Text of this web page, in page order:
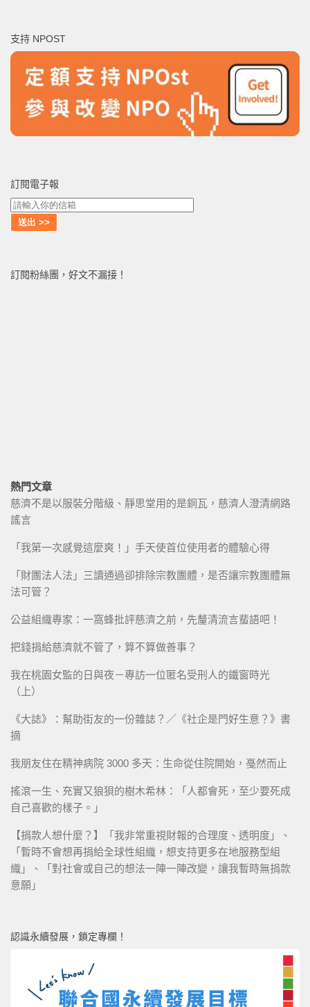
字:
支持 NPOST
訂閱電子報
訂閱粉絲團，好文不漏接！
熱門文章
慈濟不是以服裝分階級、靜思堂用的是銅瓦，慈濟人澄清網路
謠言
「我第一次感覺這麼爽！」手天使首位使用者的體驗心得
「財團法人法」三讀通過卻排除宗教團體，是否讓宗教團體無
法可管？
公益組織專家：一窩蜂批評慈濟之前，先釐清流言蜚語吧！
把錢捐給慈濟就不管了，算不算做善事？
我在桃園女監的日與夜－專訪一位匿名受刑人的鐵窗時光
（上）
《大誌》：幫助街友的一份雜誌？／《社企是門好生意？》書
摘
我朋友住在精神病院 3000 多天：生命從住院開始，戞然而止
搖滾一生、充實又狼狽的樹木希林：「人都會死，至少要死成
自己喜歡的樣子。」
【捐款人想什麼？】「我非常重視財報的合理度、透明度」、
「暫時不會想再捐給全球性組織，想支持更多在地服務型組
織」、「對社會或自己的想法一陣一陣改變，讓我暫時無捐款
意願」
認識永續發展，鎖定專欄！